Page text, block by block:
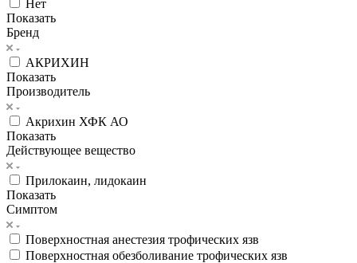
Нет
Показать
Бренд
АКРИХИН
Показать
Производитель
Акрихин ХФК АО
Показать
Действующее вещество
Прилокаин, лидокаин
Показать
Симптом
Поверхностная анестезия трофических язв
Поверхностная обезболивание трофических язв